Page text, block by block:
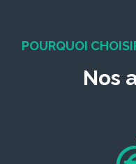
POURQUOI
Nos